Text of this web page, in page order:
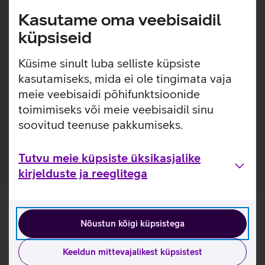
Kasutame oma veebisaidil
küpsiseid
Küsime sinult luba selliste küpsiste
kasutamiseks, mida ei ole tingimata vaja
meie veebisaidi põhifunktsioonide
toimimiseks või meie veebisaidil sinu
soovitud teenuse pakkumiseks.
Tutvu meie küpsiste üksikasjalike
kirjelduste ja reeglitega
Nõustun kõigi küpsistega
Keeldun mittevajalikest küpsistest
erakordset täpsust ja loovust, et saaksid veelgi rohkem
kasu oma seadme erinevatest funktsioonidest. Peenike 1,5
mm ots ja 4096 survepunkti võimaldavad visandada,
joonistada ja teha märkmeid nagu paberil. Air Command
funktsioon lisab kiire juurdepääsu tööriistadele, muutes
selle ideaalseks loovateks ja praktilisteks ülesanneteks.
S-Pen puutepliiats toimib ainult Galaxy S25 Ultra
nutitelefoniga, mistõttu ei sobi see eelnevate S-seeria